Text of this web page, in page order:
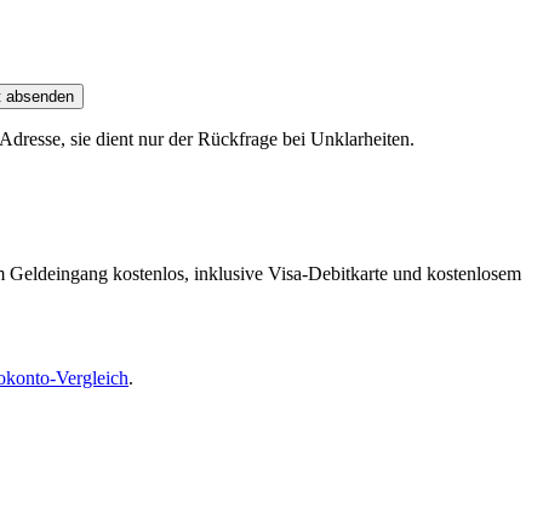
absenden
sie dient nur der Rückfrage bei Unklarheiten.
kostenlos, inklusive Visa-Debitkarte und kostenlosem
Vergleich.